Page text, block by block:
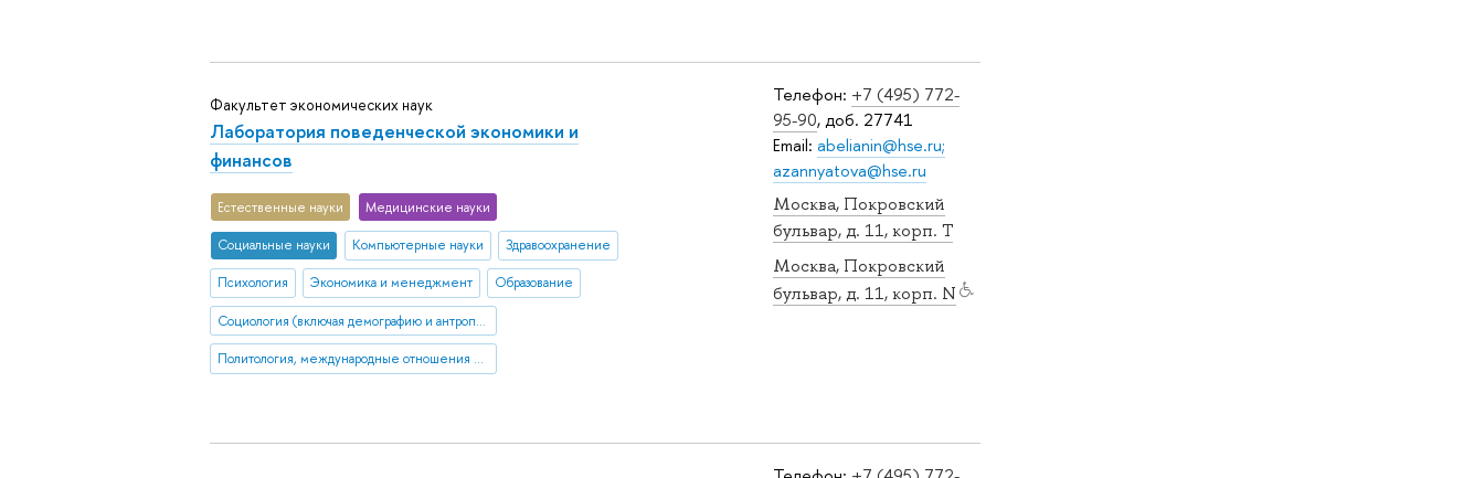
Телефон: +7 (495) 772-
95-90, доб. 27741
Email: abelianin@hse.ru;
azannyatova@hse.ru
Москва, Покровский
бульвар, д. 11, корп. T
Москва, Покровский
бульвар, д. 11, корп. N
Факультет экономических наук
Лаборатория поведенческой экономики и
финансов
Естественные науки Медицинские науки
Социальные науки Компьютерные науки Здравоохранение
Психология Экономика и менеджмент Образование
Социология (включая демографию и антропологию)
Политология, международные отношения и ГМУ